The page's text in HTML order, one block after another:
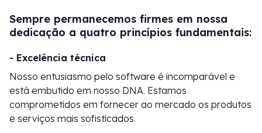
Sempre permanecemos firmes em nossa
dedicação a quatro princípios fundamentais:
- Excelência técnica
Nosso entusiasmo pelo software é incomparável e
está embutido em nosso DNA. Estamos
comprometidos em fornecer ao mercado os produtos
e serviços mais sofisticados.